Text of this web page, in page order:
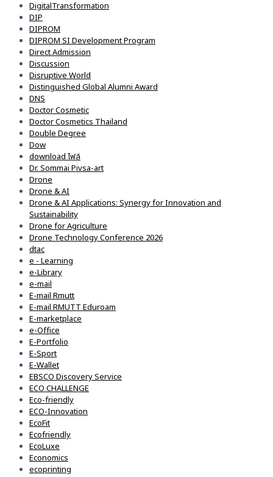
DigitalTransformation
DIP
DIPROM
DIPROM SI Development Program
Direct Admission
Discussion
Disruptive World
Distinguished Global Alumni Award
DNS
Doctor Cosmetic
Doctor Cosmetics Thailand
Double Degree
Dow
download ไฟล์
Dr. Sommai Pivsa-art
Drone
Drone & AI
Drone & AI Applications: Synergy for Innovation and
Sustainability
Drone for Agriculture
Drone Technology Conference 2026
dtac
e - Learning
e-Library
e-mail
E-mail Rmutt
E-mail RMUTT Eduroam
E-marketplace
e-Office
E-Portfolio
E-Sport
E-Wallet
EBSCO Discovery Service
ECO CHALLENGE
Eco-friendly
ECO-Innovation
EcoFit
Ecofriendly
EcoLuxe
Economics
ecoprinting